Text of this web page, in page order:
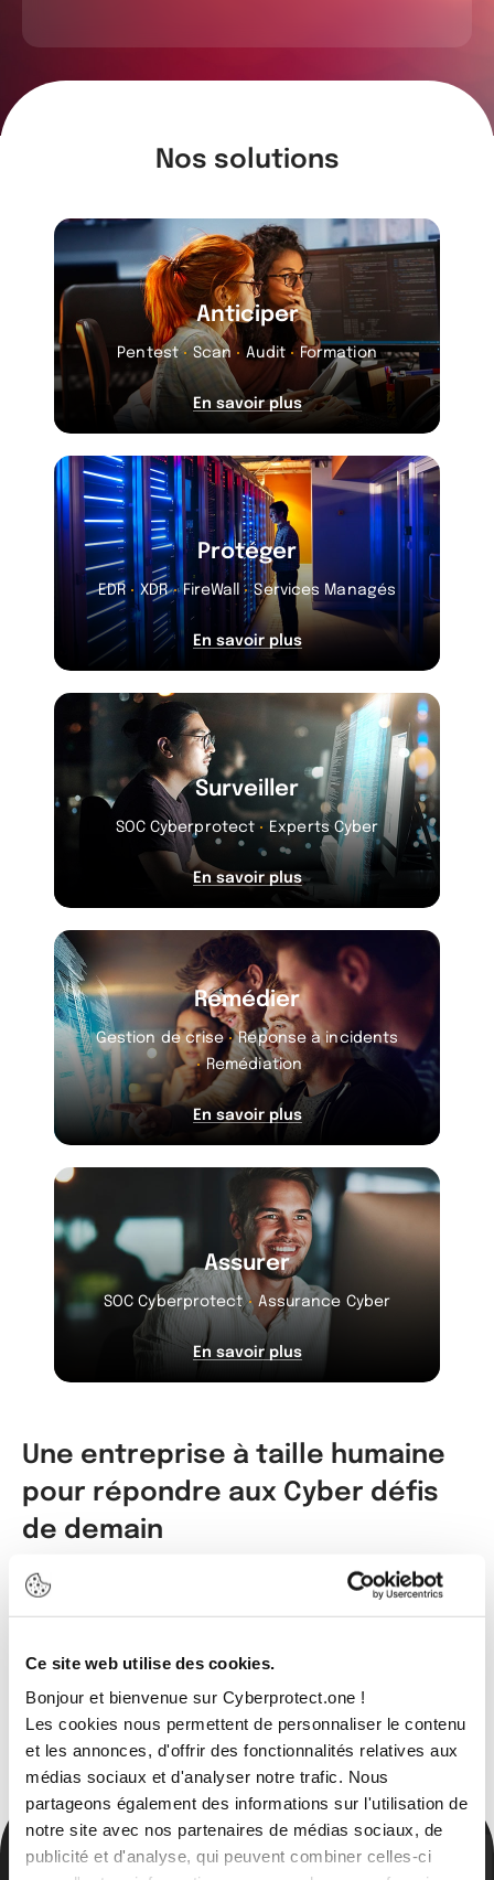
Ce site web utilise des cookies.
Bonjour et bienvenue sur Cyberprotect.one !
Les cookies nous permettent de personnaliser le contenu
et les annonces, d'offrir des fonctionnalités relatives aux
médias sociaux et d'analyser notre trafic. Nous
partageons également des informations sur l'utilisation de
notre site avec nos partenaires de médias sociaux, de
publicité et d'analyse, qui peuvent combiner celles-ci
Nos solutions
Anticiper
Pentest Scan Audit Formation
En savoir plus
Protéger
EDR XDR FireWall Services Managés
En savoir plus
Surveiller
SOC Cyberprotect Experts Cyber
En savoir plus
Remédier
Gestion de crise
Réponse à incidents
Remédiation
En savoir plus
Assurer
SOC Cyberprotect Assurance Cyber
En savoir plus
Une entreprise à taille humaine
pour répondre aux Cyber défis
de demain
Expertise, Agilité et Proximité : Nous
Actualités